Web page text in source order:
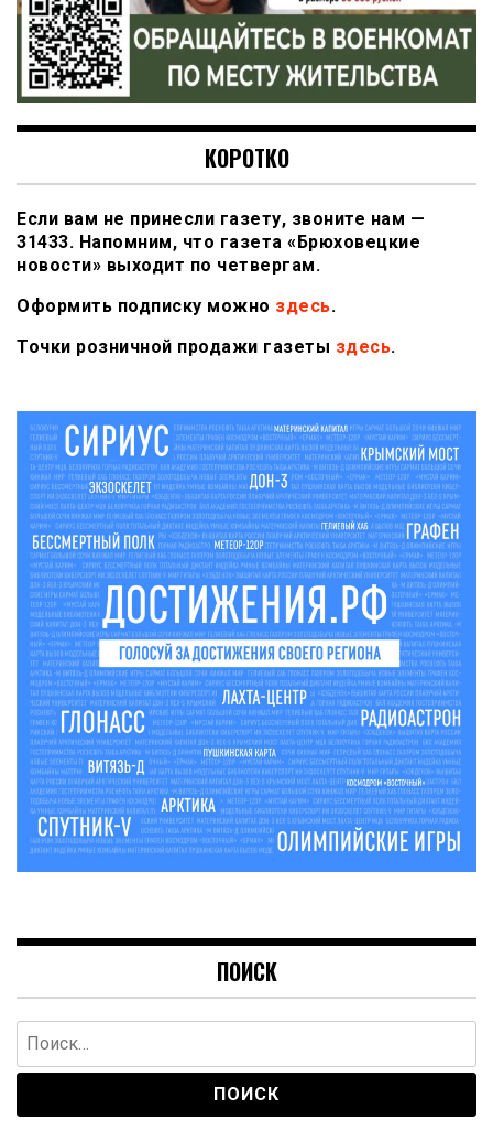
КОРОТКО
Если вам не принесли газету, звоните нам —
31433. Напомним, что газета «Брюховецкие
новости» выходит по четвергам.
Оформить подписку можно здесь.
Точки розничной продажи газеты здесь.
ПОИСК
Найти: